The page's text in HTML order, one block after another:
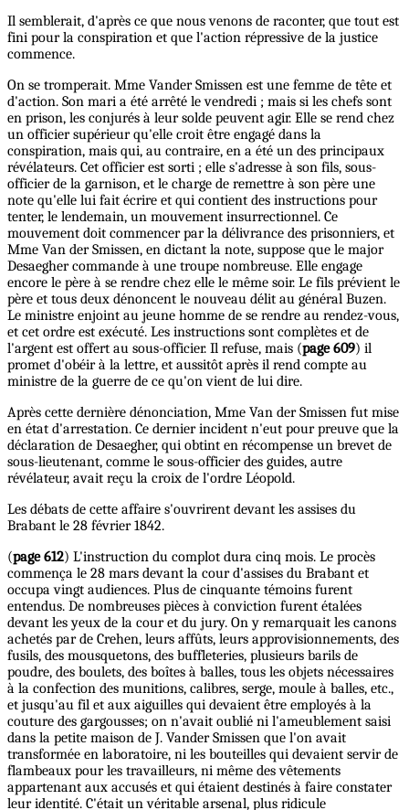
Il semblerait, d'après ce que nous venons de raconter, que tout est
fini pour la conspiration et que l'action répressive de la justice
commence.
On se tromperait. Mme Vander Smissen est une femme de tête et
d'action. Son mari a été arrêté le vendredi ; mais si les chefs sont
en prison, les conjurés à leur solde peuvent agir. Elle se rend chez
un officier supérieur qu'elle croit être engagé dans la
conspiration, mais qui, au contraire, en a été un des principaux
révélateurs. Cet officier est sorti ; elle s'adresse à son fils, sous-
officier de la garnison, et le charge de remettre à son père une
note qu'elle lui fait écrire et qui contient des instructions pour
tenter, le lendemain, un mouvement insurrectionnel. Ce
mouvement doit commencer par la délivrance des prisonniers, et
Mme Van der Smissen, en dictant la note, suppose que le major
Desaegher commande à une troupe nombreuse. Elle engage
encore le père à se rendre chez elle le même soir. Le fils prévient le
père et tous deux dénoncent le nouveau délit au général Buzen.
Le ministre enjoint au jeune homme de se rendre au rendez-vous,
et cet ordre est exécuté. Les instructions sont complètes et de
l'argent est offert au sous-officier. Il refuse, mais (page 609) il
promet d'obéir à la lettre, et aussitôt après il rend compte au
ministre de la guerre de ce qu'on vient de lui dire.
Après cette dernière dénonciation, Mme Van der Smissen fut mise
en état d'arrestation. Ce dernier incident n'eut pour preuve que la
déclaration de Desaegher, qui obtint en récompense un brevet de
sous-lieutenant, comme le sous-officier des guides, autre
révélateur, avait reçu la croix de l'ordre Léopold.
Les débats de cette affaire s'ouvrirent devant les assises du
Brabant le 28 février 1842.
(page 612) L'instruction du complot dura cinq mois. Le procès
commença le 28 mars devant la cour d'assises du Brabant et
occupa vingt audiences. Plus de cinquante témoins furent
entendus. De nombreuses pièces à conviction furent étalées
devant les yeux de la cour et du jury. On y remarquait les canons
achetés par de Crehen, leurs affûts, leurs approvisionnements, des
fusils, des mousquetons, des buffleteries, plusieurs barils de
poudre, des boulets, des boîtes à balles, tous les objets nécessaires
à la confection des munitions, calibres, serge, moule à balles, etc.,
et jusqu'au fil et aux aiguilles qui devaient être employés à la
couture des gargousses; on n'avait oublié ni l'ameublement saisi
dans la petite maison de J. Vander Smissen que l'on avait
transformée en laboratoire, ni les bouteilles qui devaient servir de
flambeaux pour les travailleurs, ni même des vêtements
appartenant aux accusés et qui étaient destinés à faire constater
leur identité. C'était un véritable arsenal, plus ridicule